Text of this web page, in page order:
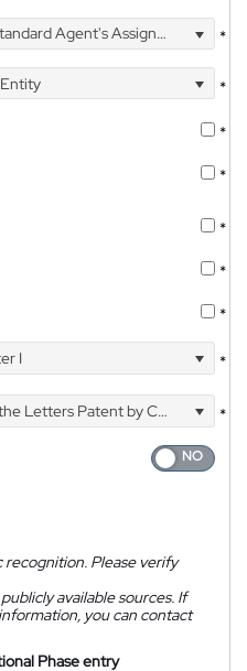
Agent's Assignment
*
*
*
*
*
*
*
I *
Letters Patent by Courier
*
Please verify
available sources. If
you can contact
Phase entry